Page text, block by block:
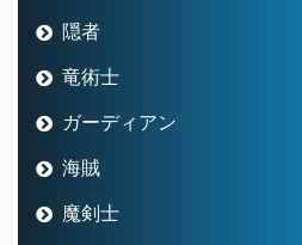
隠者
竜術士
ガーディアン
海賊
魔剣士